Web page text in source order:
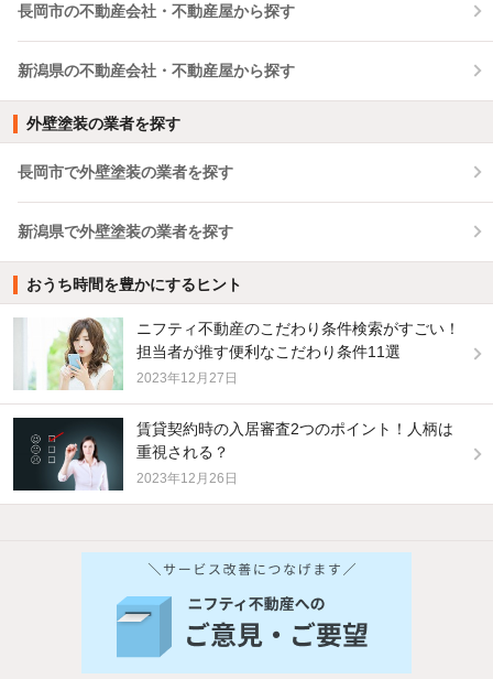
長岡市の不動産会社・不動産屋から探す
新潟県の不動産会社・不動産屋から探す
外壁塗装の業者を探す
長岡市で外壁塗装の業者を探す
新潟県で外壁塗装の業者を探す
おうち時間を豊かにするヒント
ニフティ不動産のこだわり条件検索がすごい！
担当者が推す便利なこだわり条件11選
2023年12月27日
賃貸契約時の入居審査2つのポイント！人柄は
重視される？
2023年12月26日
バス・トイレ別 2階以上